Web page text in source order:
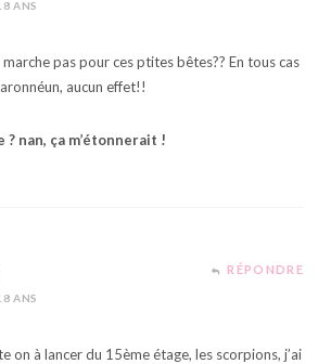
ANS
pas pour ces ptites bêtes?? En tous cas
aucun effet!!
nan, ça m’étonnerait !
ANS
RÉPONDRE
on à lancer du 15ème étage, les scorpions, j’ai